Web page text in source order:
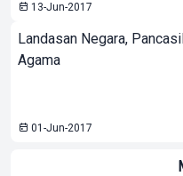
13-Jun-2017
Landasan Negara,
Agama
01-Jun-2017